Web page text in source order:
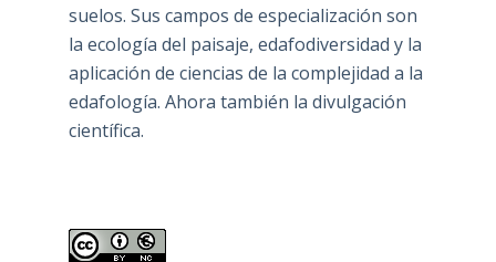
suelos. Sus campos de especialización son
la ecología del paisaje, edafodiversidad y la
aplicación de ciencias de la complejidad a la
edafología. Ahora también la divulgación
científica.